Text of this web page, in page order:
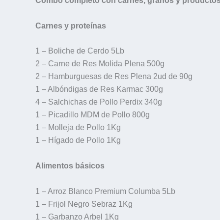
Carnes y proteínas
1 – Boliche de Cerdo 5Lb
2 – Carne de Res Molida Plena 500g
2 – Hamburguesas de Res Plena 2ud de 90g
1 – Albóndigas de Res Karmac 300g
4 – Salchichas de Pollo Perdix 340g
1 – Picadillo MDM de Pollo 800g
1 – Molleja de Pollo 1Kg
1 – Hígado de Pollo 1Kg
Alimentos básicos
1 – Arroz Blanco Premium Columba 5Lb
1 – Frijol Negro Sebraz 1Kg
1 – Garbanzo Arbel 1Kg